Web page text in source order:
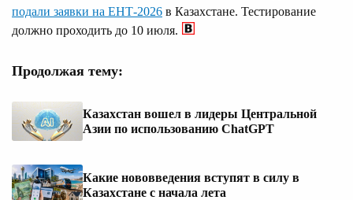
подали заявки на ЕНТ-2026 в Казахстане. Тестирование
должно проходить до 10 июля.
Продолжая тему:
Казахстан вошел в лидеры Центральной
Азии по использованию ChatGPT
Какие нововведения вступят в силу в
Казахстане с начала лета